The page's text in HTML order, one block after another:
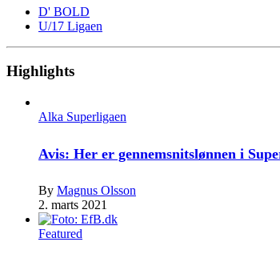
D' BOLD
U/17 Ligaen
Highlights
Alka Superligaen
Avis: Her er gennemsnitslønnen i
By Magnus Olsson
2. marts 2021
Featured